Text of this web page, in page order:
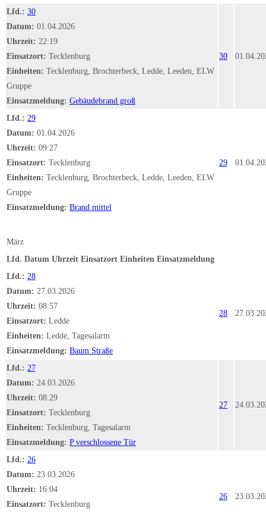
Lfd.: 30
Datum: 01.04.2026
Uhrzeit: 22:19
Einsatzort: Tecklenburg
Einheiten: Tecklenburg, Brochterbeck, Ledde, Leeden, ELW
Gruppe
Einsatzmeldung: Gebäudebrand groß
30
Lfd.: 29
Datum: 01.04.2026
Uhrzeit: 09:27
Einsatzort: Tecklenburg
Einheiten: Tecklenburg, Brochterbeck, Ledde, Leeden, ELW
Gruppe
Einsatzmeldung: Brand mittel
29
März
Lfd. Datum Uhrzeit Einsatzort Einheiten Einsatzmeldung
Lfd.: 28
Datum: 27.03.2026
Uhrzeit: 08:57
Einsatzort: Ledde
Einheiten: Ledde, Tagesalarm
Einsatzmeldung: Baum Straße
28
Lfd.: 27
Datum: 24.03.2026
Uhrzeit: 08:29
Einsatzort: Tecklenburg
Einheiten: Tecklenburg, Tagesalarm
Einsatzmeldung: P verschlossene Tür
27
Lfd.: 26
Datum: 23.03.2026
Uhrzeit: 16:04
Einsatzort: Tecklenburg
26